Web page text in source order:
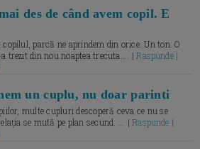
des de când avem copil. E
copilul, parcă ne aprindem din orice. Un ton. O
trezit din nou noaptea trecuta.... |Raspunde |
un cuplu, nu doar parinti
multe cupluri descoperă ceva ce nu se
se mută pe plan secund. ... |Raspunde |